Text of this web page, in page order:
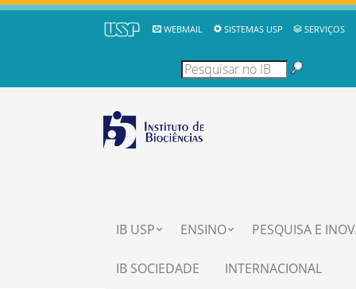
WEBMAIL SISTEMAS USP SERVIÇOS
IB USP ENSINO PESQUISA E
IB SOCIEDADE INTERNACIONAL